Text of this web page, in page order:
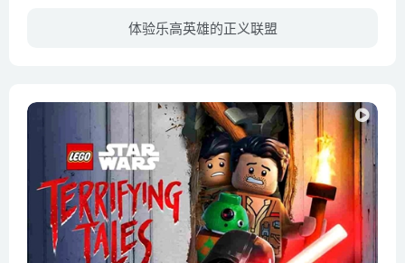
体验乐高英雄的正义联盟